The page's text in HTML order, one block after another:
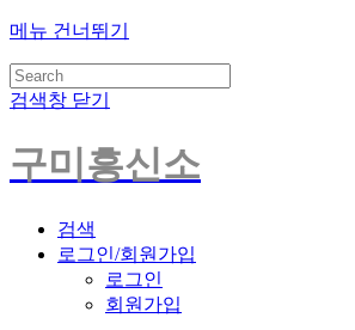
메뉴 건너뛰기
검색창 닫기
구미흥신소
검색
로그인/회원가입
로그인
회원가입